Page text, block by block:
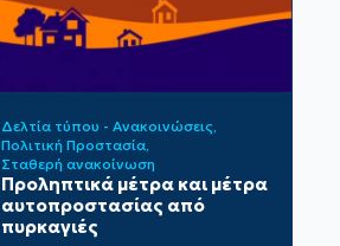
Δελτία τύπου - Ανακοινώσεις
Πολιτική Προστασία
Σταθερή ανακοίνωση
Προληπτικά μέτρα και μέτρα
αυτοπροστασίας από
πυρκαγιές